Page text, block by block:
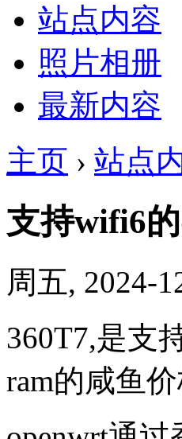
站点内容
照片相册
最新内容
主页 › 站点
支持wifi6
周五, 2024-
360T7,是支
ram的咸鱼